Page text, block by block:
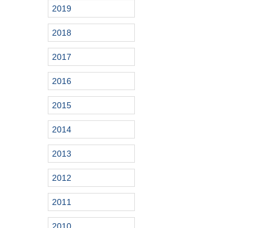
2019
2018
2017
2016
2015
2014
2013
2012
2011
2010